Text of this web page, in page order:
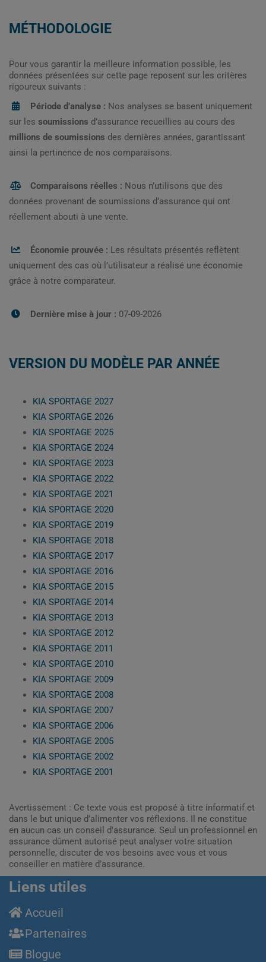
MÉTHODOLOGIE
Pour vous garantir la meilleure information possible, les
données présentées sur cette page reposent sur les critères
rigoureux suivants :
Période d’analyse : Nos analyses se basent uniquement
sur les soumissions d’assurance recueillies au cours des
millions de soumissions des dernières années, garantissant
ainsi la pertinence de nos comparaisons.
Comparaisons réelles : Nous n’utilisons que des
données provenant de soumissions d’assurance qui ont
réellement abouti à une vente.
Économie prouvée : Les résultats présentés reflètent
uniquement des cas où l’utilisateur a réalisé une économie
grâce à notre comparateur.
Dernière mise à jour : 07-09-2026
VERSION DU MODÈLE PAR ANNÉE
KIA SPORTAGE 2027
KIA SPORTAGE 2026
KIA SPORTAGE 2025
KIA SPORTAGE 2024
KIA SPORTAGE 2023
KIA SPORTAGE 2022
KIA SPORTAGE 2021
KIA SPORTAGE 2020
KIA SPORTAGE 2019
KIA SPORTAGE 2018
KIA SPORTAGE 2017
KIA SPORTAGE 2016
KIA SPORTAGE 2015
KIA SPORTAGE 2014
KIA SPORTAGE 2013
KIA SPORTAGE 2012
KIA SPORTAGE 2011
KIA SPORTAGE 2010
KIA SPORTAGE 2009
KIA SPORTAGE 2008
KIA SPORTAGE 2007
KIA SPORTAGE 2006
KIA SPORTAGE 2005
KIA SPORTAGE 2002
KIA SPORTAGE 2001
Avertissement : Ce texte vous est proposé à titre informatif et
dans le but unique d’alimenter vos réflexions. Il ne constitue
en aucun cas un conseil d'assurance. Seul un professionnel en
assurance dûment autorisé peut analyser votre situation
personnelle, discuter de vos besoins avec vous et vous
conseiller en matière d’assurance.
Liens utiles
Accueil
Partenaires
Blogue